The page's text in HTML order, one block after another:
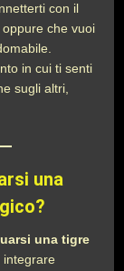
con il
che vuoi
in cui ti senti
sugli altri,
una
una tigre
integrare